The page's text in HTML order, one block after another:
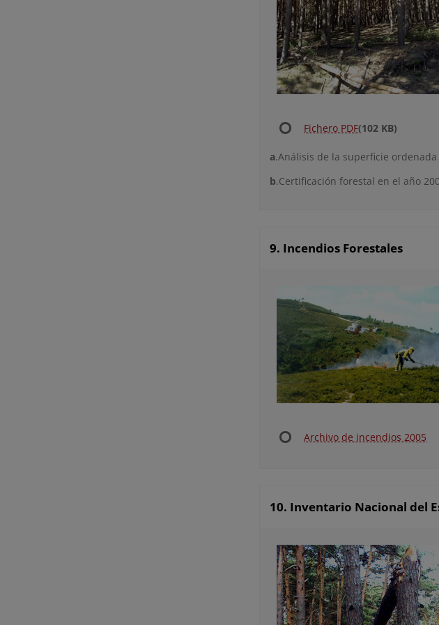
Fichero PDF(102 KB)
a.Análisis de la superficie
b.Certificación forestal en el año
9. Incendios Forestales
Archivo de incendios 2005
10. Inventario Nacional del